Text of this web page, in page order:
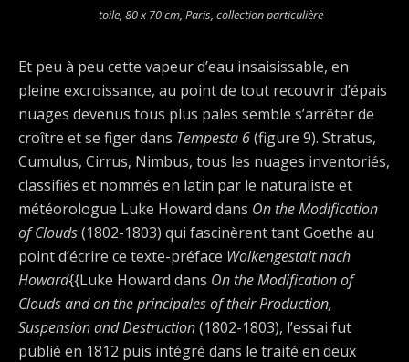
toile, 80 x 70 cm, Paris, collection particulière
Et peu à peu cette vapeur d’eau insaisissable, en
pleine excroissance, au point de tout recouvrir d’épais
nuages devenus tous plus pales semble s’arrêter de
croître et se figer dans Tempesta 6(figure 9). Stratus,
Cumulus, Cirrus, Nimbus, tous les nuages inventoriés,
classifiés et nommés en latin par le naturaliste et
météorologue Luke Howard dans On the Modification
of Clouds(1802-1803) qui fascinèrent tant Goethe au
point d’écrire ce texte-préface Wolkengestalt nach
Howard{{Luke Howard dans On the Modification of
Clouds and on the principales of their Production,
Suspension and Destruction(1802-1803), l’essai fut
publié en 1812 puis intégré dans le traité en deux